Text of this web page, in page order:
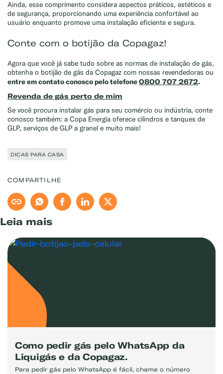
Ainda, esse comprimento considera aspectos práticos, estéticos e
de segurança, proporcionando uma experiência confortável ao
usuário enquanto promove uma instalação eficiente e segura.
Conte com o botijão da Copagaz!
Agora que você já sabe tudo sobre as normas de instalação de gás,
obtenha o botijão de gás da Copagaz com nossas revendedoras ou
entre em contato conosco pelo telefone0800 707 2672.
Revenda de gás perto de mim
Se você procura instalar gás para seu comércio ou indústria, conte
conosco também: a Copa Energia oferece cilindros e tanques de
GLP, serviços de GLP a granel e muito mais!
DICAS PARA CASA
COMPARTILHE
Leia mais
Como pedir gás pelo WhatsApp da
Liquigás e da Copagaz.
Para pedir gás pelo WhatsApp é fácil, chame o número